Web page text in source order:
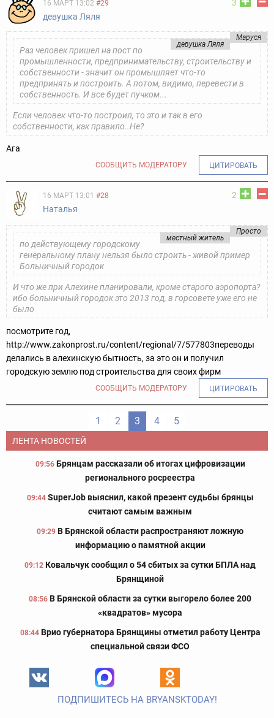
3
16 МАРТ 13:02 #29
девушка Ляля
Маруся
девушка Ляля
Раз человек пришел на пост по
промышленности, предпринимательству, строительству и
собственности - значит он промышляет что-то
предпринять и построить. А потом, видимо, перевести в
собственность. И все будет пучком...
Если человек что-то построил, то это и так в его
собственности, как правило..Не?
Ага
СООБЩИТЬ МОДЕРАТОРУ ЦИТИРОВАТЬ
2
16 МАРТ 13:01 #28
Наталья
Просто
местный житель
по действующему городскому
генеральному плану нельзя было строить - живой пример
Больничный городок
И что же при Алехине планировали, кроме старого аэропорта?
ибо больничный городок это 2013 год, в горсовете уже его не
было
посмотрите год,
http://www.zakonprost.ru/content/regional/7/577803переводы
делались в алехинскую бытность, за это он и получил
городскую землю под строительства для своих фирм
СООБЩИТЬ МОДЕРАТОРУ ЦИТИРОВАТЬ
1 2 3 4 5
ЛЕНТА НОВОСТЕЙ
09:56 Брянцам рассказали об итогах цифровизации
регионального росреестра
09:44 SuperJob выяснил, какой презент судьбы брянцы
считают самым важным
09:29 В Брянской области распространяют ложную
информацию о памятной акции
09:12 Ковальчук сообщил о 54 сбитых за сутки БПЛА над
Брянщиной
08:56 В Брянской области за сутки выгорело более 200
«квадратов» мусора
08:44 Врио губернатора Брянщины отметил работу Центра
специальной связи ФСО
ПОДПИШИТЕСЬ НА BRYANSKTODAY!